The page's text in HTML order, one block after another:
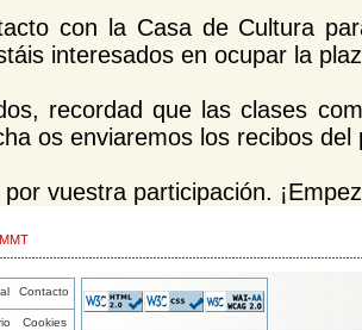
con la Casa de Cultura
interesados en ocupar la
recordad que las clases
os enviaremos los recibos del
vuestra participación.
Contacto
Cookies